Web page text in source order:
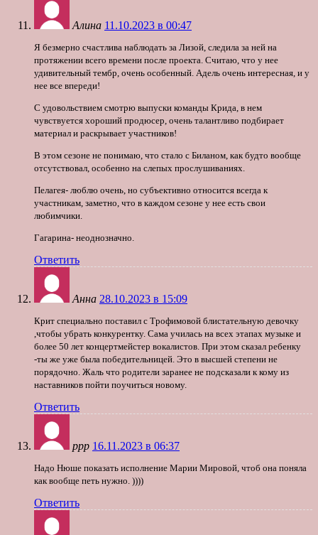
Алина 11.10.2023 в 00:47
Я безмерно счастлива наблюдать за Лизой, следила за ней на
протяжении всего времени после проекта. Считаю, что у нее
удивительный тембр, очень особенный. Адель очень интересная, и у
нее все впереди!
С удовольствием смотрю выпуски команды Крида, в нем
чувствуется хороший продюсер, очень талантливо подбирает
материал и раскрывает участников!
В этом сезоне не понимаю, что стало с Биланом, как будто вообще
отсутствовал, особенно на слепых прослушиваниях.
Пелагея- люблю очень, но субъективно относится всегда к
участникам, заметно, что в каждом сезоне у нее есть свои
любимчики.
Гагарина- неоднозначно.
Ответить
Анна 28.10.2023 в 15:09
Крит специально поставил с Трофимовой блистательную девочку
,чтобы убрать конкурентку. Сама училась на всех этапах музыке и
более 50 лет концертмейстер вокалистов. При этом сказал ребенку
-ты же уже была победительницей. Это в высшей степени не
порядочно. Жаль что родители заранее не подсказали к кому из
наставников пойти поучиться новому.
Ответить
ррр 16.11.2023 в 06:37
Надо Нюше показать исполнение Марии Мировой, чтоб она поняла
как вообще петь нужно. ))))
Ответить